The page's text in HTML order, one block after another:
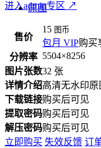
进入admin专区 ↗
原图
售价
15 图币
包月 VIP购买
分辨率 5504×8256
图片张数32 张
详情介绍高清无水印原
下载链接购买后可见
提取密码购买后可见
解压密码购买后可见
立即购买 失效反馈 订